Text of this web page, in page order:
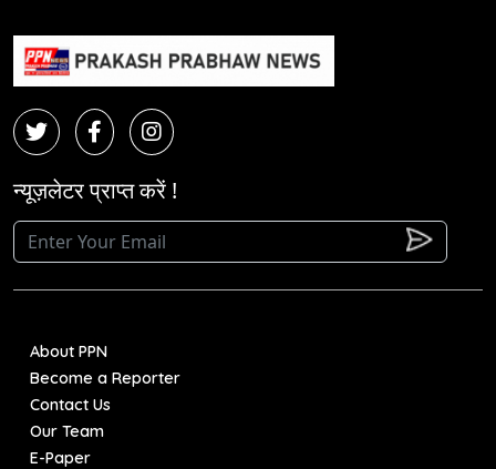
न्यूज़लेटर प्राप्त करें !
About PPN
Become a Reporter
Contact Us
Our Team
E-Paper